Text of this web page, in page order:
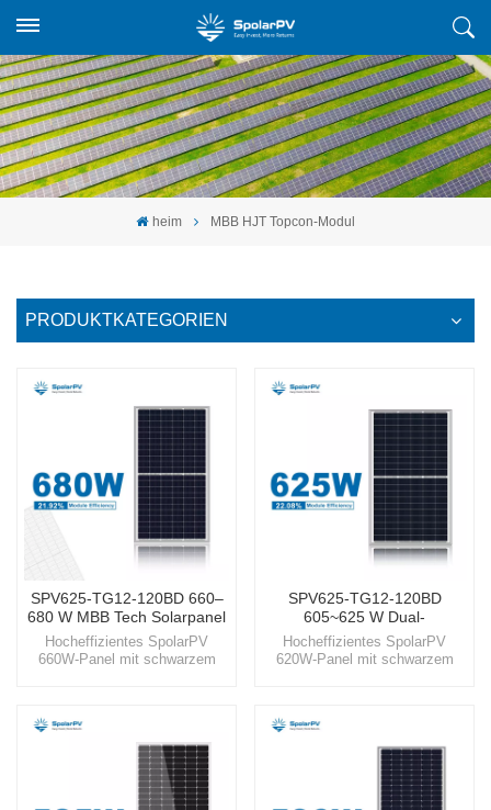
heim MBB HJT Topcon-Modul
PRODUKTKATEGORIEN
SPV625-TG12-120BD 660–
680 W MBB Tech Solarpanel
Hocheffizientes SpolarPV
660W-Panel mit schwarzem
zuvor mit den hochmodernen
Solarlösungen von SpolarPV,
die auf beispiellose Effizienz
und Zuverlässigkeit ausgelegt
sind.
SPV625-TG12-120BD
605~625 W Dual-
Generation-Solarpanel
Hocheffizientes SpolarPV
620W-Panel mit schwarzem
zuvor mit den hochmodernen
Solarlösungen von SpolarPV,
die auf beispiellose Effizienz
und Zuverlässigkeit ausgelegt